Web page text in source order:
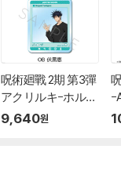
呪術廻戰 2期 第3彈
アクリルキ-ホル
ダ- OB 伏黑惠
9,640원
-